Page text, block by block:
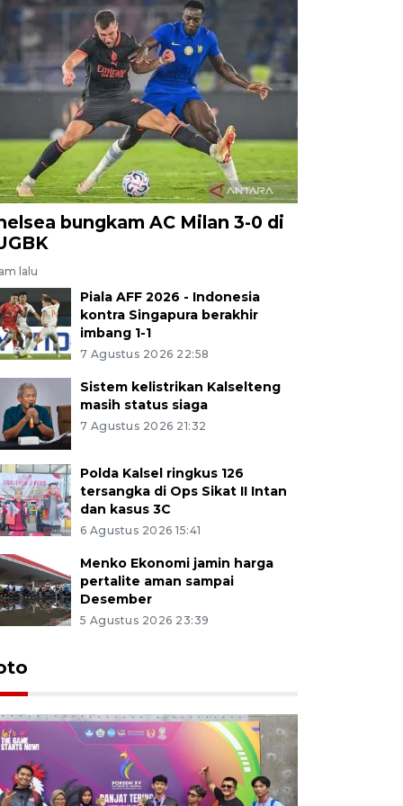
bungkam AC Milan 3-0 di
lalu
Piala AFF 2026 - Indonesia
kontra Singapura berakhir
imbang 1-1
7 Agustus 2026 22:58
Sistem kelistrikan Kalselteng
masih status siaga
7 Agustus 2026 21:32
Polda Kalsel ringkus 126
tersangka di Ops Sikat II Intan
dan kasus 3C
6 Agustus 2026 15:41
Menko Ekonomi jamin harga
pertalite aman sampai
Desember
5 Agustus 2026 23:39